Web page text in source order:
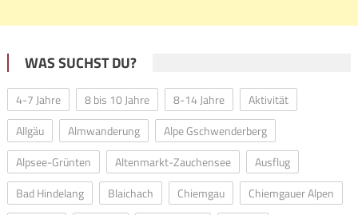
WAS SUCHST DU?
4-7 Jahre 8 bis 10 Jahre 8-14 Jahre
Aktivität
Allgäu
Almwanderung
Alpe Gschwenderberg
Alpsee-Grünten
Altenmarkt-Zauchensee
Ausflug
Bad Hindelang
Blaichach Chiemgau
Chiemgauer Alpen